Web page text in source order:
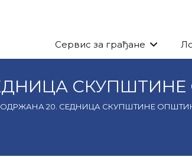
Сервис за грађане
ОДРЖАНА 20. СЕДНИЦА СКУПШТИНЕ